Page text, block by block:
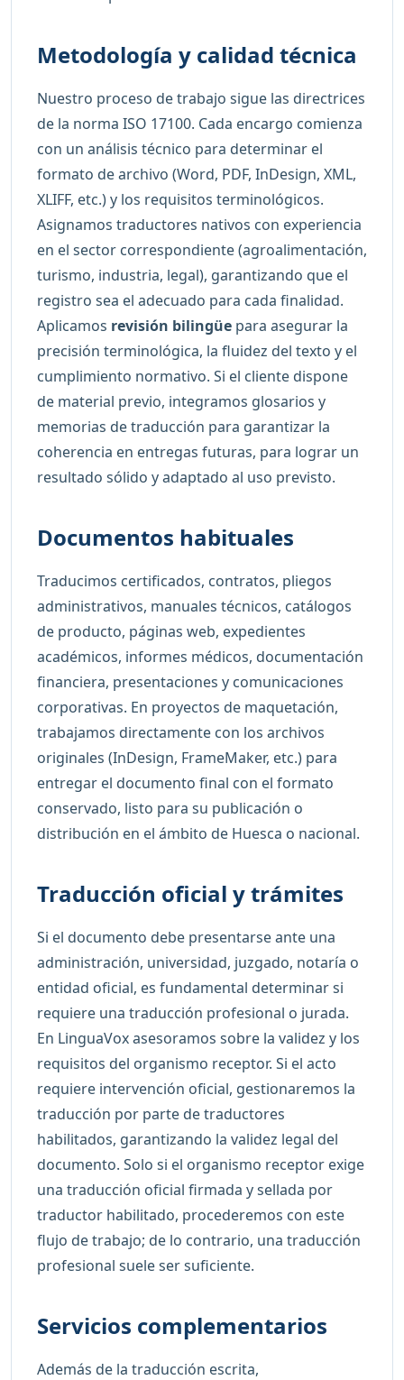
Metodología y calidad técnica
Nuestro proceso de trabajo sigue las directrices
de la norma ISO 17100. Cada encargo comienza
con un análisis técnico para determinar el
formato de archivo (Word, PDF, InDesign, XML,
XLIFF, etc.) y los requisitos terminológicos.
Asignamos traductores nativos con experiencia
en el sector correspondiente (agroalimentación,
turismo, industria, legal), garantizando que el
registro sea el adecuado para cada finalidad.
Aplicamos revisión bilingüe para asegurar la
precisión terminológica, la fluidez del texto y el
cumplimiento normativo. Si el cliente dispone
de material previo, integramos glosarios y
memorias de traducción para garantizar la
coherencia en entregas futuras, para lograr un
resultado sólido y adaptado al uso previsto.
Documentos habituales
Traducimos certificados, contratos, pliegos
administrativos, manuales técnicos, catálogos
de producto, páginas web, expedientes
académicos, informes médicos, documentación
financiera, presentaciones y comunicaciones
corporativas. En proyectos de maquetación,
trabajamos directamente con los archivos
originales (InDesign, FrameMaker, etc.) para
entregar el documento final con el formato
conservado, listo para su publicación o
distribución en el ámbito de Huesca o nacional.
Traducción oficial y trámites
Si el documento debe presentarse ante una
administración, universidad, juzgado, notaría o
entidad oficial, es fundamental determinar si
requiere una traducción profesional o jurada.
En LinguaVox asesoramos sobre la validez y los
requisitos del organismo receptor. Si el acto
requiere intervención oficial, gestionaremos la
traducción por parte de traductores
habilitados, garantizando la validez legal del
documento. Solo si el organismo receptor exige
una traducción oficial firmada y sellada por
traductor habilitado, procederemos con este
flujo de trabajo; de lo contrario, una traducción
profesional suele ser suficiente.
Servicios complementarios
Además de la traducción escrita,